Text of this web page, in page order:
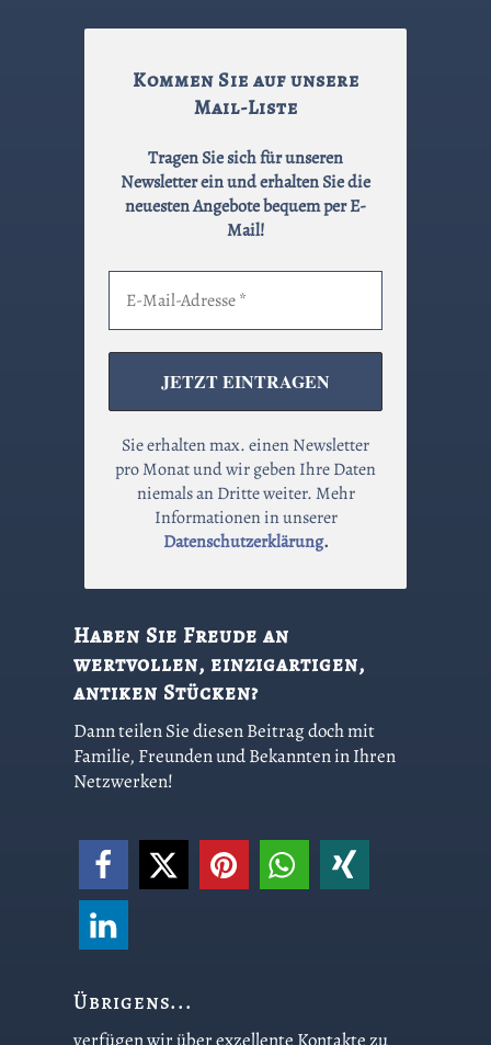
Kommen Sie auf unsere
Mail-Liste
Tragen Sie sich für unseren
Newsletter ein und erhalten Sie die
neuesten Angebote bequem per E-
Mail!
Sie erhalten max. einen Newsletter
pro Monat und wir geben Ihre Daten
niemals an Dritte weiter. Mehr
Informationen in unserer
Datenschutzerklärung.
Haben Sie Freude an
wertvollen, einzigartigen,
antiken Stücken?
Dann teilen Sie diesen Beitrag doch mit
Familie, Freunden und Bekannten in Ihren
Netzwerken!
Übrigens...